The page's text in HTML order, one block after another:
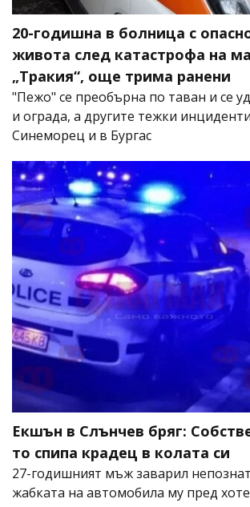
20-годишна в болница с
живота след катастрофа на
„Тракия“, още трима ранени
"Пежо" се преобърна по таван и се
и ограда, а другите тежки
Синеморец и в Бургас
Екшън в Слънчев бряг:
то спипа крадец в колата си
27-годишният мъж заварил
жабката на автомобила му пред